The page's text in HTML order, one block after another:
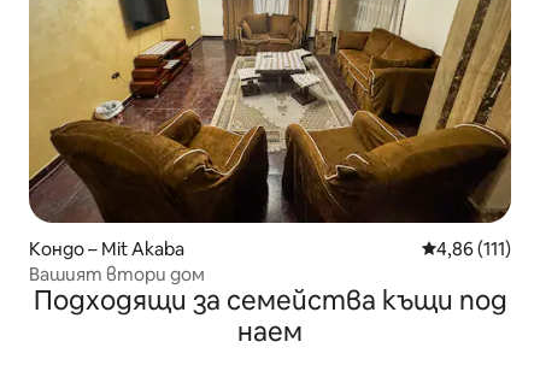
Кондо – Mit Akaba Средна
4,86 (111)
Вашият втори дом
Подходящи за семейства къщи под
наем